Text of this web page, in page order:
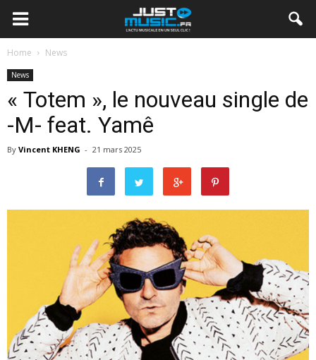
Home News
News
« Totem », le nouveau single de
-M- feat. Yamê
By Vincent KHENG - 21 mars 2025